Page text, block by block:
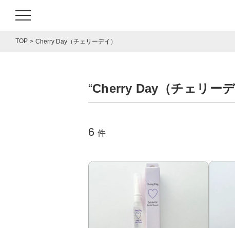
TOP Cherry Day（チェリーデイ）
“Cherry Day（チェリーデ
6 件